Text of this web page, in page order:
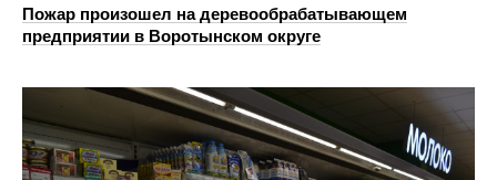
Пожар произошел на деревообрабатывающем
предприятии в Воротынском округе